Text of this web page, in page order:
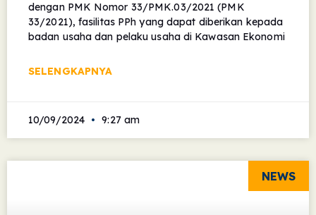
dengan PMK Nomor 33/PMK.03/2021 (PMK
33/2021), fasilitas PPh yang dapat diberikan kepada
badan usaha dan pelaku usaha di Kawasan Ekonomi
SELENGKAPNYA
10/09/2024 9:27 am
NEWS